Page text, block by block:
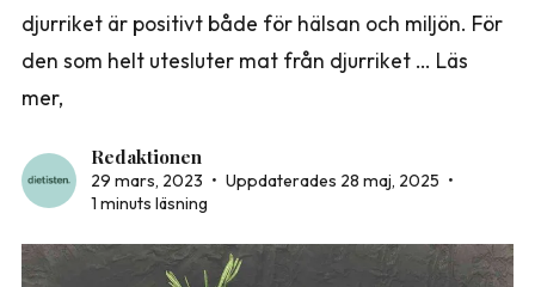
djurriket är positivt både för hälsan och miljön. För
den som helt utesluter mat från djurriket … Läs
mer,
Redaktionen
29 mars, 2023 • Uppdaterades 28 maj, 2025 •
1 minuts läsning